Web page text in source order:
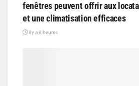
fenêtres peuvent offrir aux
et une climatisation efficaces
il y a 8 heures